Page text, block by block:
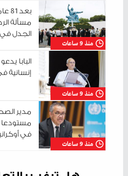
منذ 9 ساعات
مسألة
الجدل في
منذ 9 ساعات
البابا
إنسانية
منذ 9 ساعات
مدير
مستودعا
في